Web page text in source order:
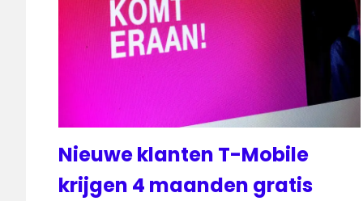
Nieuwe klanten T-Mobile
krijgen 4 maanden gratis